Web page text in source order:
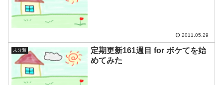
2011.05.29
未分類
定期更新161週目 for ボケてを始
めてみた